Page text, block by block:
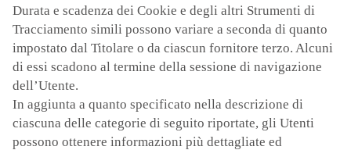
Durata e scadenza dei Cookie e degli altri Strumenti di
Tracciamento simili possono variare a seconda di quanto
impostato dal Titolare o da ciascun fornitore terzo. Alcuni
di essi scadono al termine della sessione di navigazione
dell’Utente.
In aggiunta a quanto specificato nella descrizione di
ciascuna delle categorie di seguito riportate, gli Utenti
possono ottenere informazioni più dettagliate ed